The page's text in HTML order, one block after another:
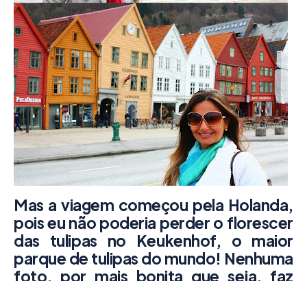
Mas a viagem começou pela Holanda,
pois eu não poderia perder o florescer
das tulipas no Keukenhof, o maior
parque de tulipas do mundo! Nenhuma
foto, por mais bonita que seja, faz